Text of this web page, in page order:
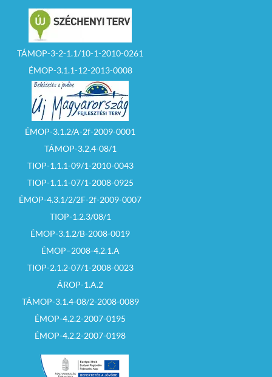
TÁMOP-3-2-1.1/10-1-2010-0261
ÉMOP-3.1.1-12-2013-0008
ÉMOP-3.1.2/A-2f-2009-0001
TÁMOP-3.2.4-08/1
TIOP-1.1.1-09/1-2010-0043
TIOP-1.1.1-07/1-2008-0925
ÉMOP-4.3.1/2/2F-2f-2009-0007
TIOP-1.2.3/08/1
ÉMOP-3.1.2/B-2008-0019
ÉMOP–2008-4.2.1.A
TIOP-2.1.2-07/1-2008-0023
ÁROP-1.A.2
TÁMOP-3.1.4-08/2-2008-0089
ÉMOP-4.2.2-2007-0195
ÉMOP-4.2.2-2007-0198